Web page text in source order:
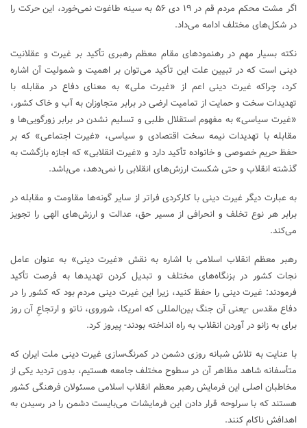
اگر مشت محکم مردم قم در ۱۹ دی ۵۶ به سینه طاغوت نمی‌خورد، این حرکت را
در شکل‌های مختلف ادامه می‌داد.
نکته بسیار مهم در رهنمود‌های مقام معظم رهبری تأکید بر غیرت و عقلانیت
دینی است که در تبیین علت این تأکید می‌توان بر اهمیت و شمولیت آن اشاره
کرد، چراکه غیرت دینی اعم از «غیرت ملی» به معنای دفاع در مقابله با
تهدیدات سخت و حمایت از تمامیت ارضی در برابر متجاوزان به آب و خاک کشور،
«غیرت سیاسی» به مفهوم استقلال طلبی و تسلیم نشدن در برابر زورگویی‌ها و
مقابله با تهدیدات نیمه سخت اقتصادی و سیاسی، «غیرت اجتماعی» که بر
حفظ حریم خصوصی و خانواده تأکید دارد و «غیرت انقلابی» که اجازه بازگشت به
گذشته انقلاب و حتی شکست ارزش‌های انقلابی را نمی‌دهد، می‌باشد.
به عبارت دیگر غیرت دینی با کارکردی فراتر از سایر گونه‌ها مقاومت و مقابله در
برابر هر نوع تخلف و انحرافی از مسیر حق، عدالت و ارزش‌های الهی را تجویز
می‌کند.
رهبر معظم انقلاب اسلامی با اشاره به نقش «غیرت دینی» به عنوان عامل
نجات کشور در بزنگاه‌های مختلف و تبدیل کردن تهدید‌ها به فرصت تأکید
فرمودند: غیرت دینی را حفظ کنید، زیرا این غیرت دینی مردم بود که کشور را در
دفاع مقدس -یعنی آن جنگ بین‌المللی که امریکا، شوروی، ناتو و ارتجاعِ آن روز
برای به زانو در آوردن انقلاب به راه انداخته بودند- پیروز کرد.
با عنایت به تلاش شبانه روزی دشمن در کمرنگ‌سازی غیرت دینی ملت ایران که
متأسفانه شاهد مظاهر آن در سطوح مختلف جامعه هستیم، بدون تردید یکی از
مخاطبان اصلی این فرمایش رهبر معظم انقلاب اسلامی مسئولان فرهنگی کشور
هستند که با سرلوحه قرار دادن این فرمایشات می‌بایست دشمن را در رسیدن به
اهدافش ناکام کنند.